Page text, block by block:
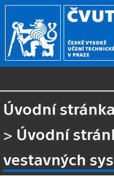
Úvodní stránka
> Úvodní
vestavných